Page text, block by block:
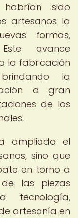
sido
artesanos la
formas,
avance
la fabricación
la
a gran
de los
ampliado el
sino que
en torno a
las piezas
tecnología,
artesanía en